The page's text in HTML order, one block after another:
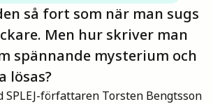
så fort som när man sugs
Men hur skriver man
spännande mysterium och
lösas?
SPLEJ-författaren Torsten Bengtsson